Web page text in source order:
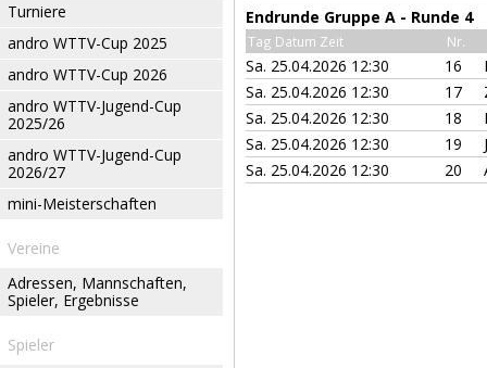
Turniere
andro WTTV-Cup 2025
andro WTTV-Cup 2026
andro WTTV-Jugend-Cup
2025/26
andro WTTV-Jugend-Cup
2026/27
mini-Meisterschaften
Vereine
Adressen, Mannschaften,
Spieler, Ergebnisse
Spieler
Endrunde Gruppe A - Runde 4
Tag Datum Zeit Nr.
Sa. 25.04.2026 12:30 16
Sa. 25.04.2026 12:30
17
Sa. 25.04.2026 12:30
18
Sa. 25.04.2026 12:30
19
Sa. 25.04.2026 12:30
20